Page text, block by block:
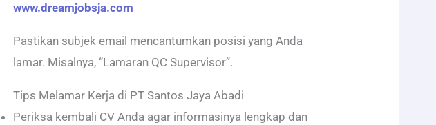
www.dreamjobsja.com
Pastikan subjek email mencantumkan posisi yang Anda
lamar. Misalnya, “Lamaran QC Supervisor”.
Tips Melamar Kerja di PT Santos Jaya Abadi
Periksa kembali CV Anda agar informasinya lengkap dan